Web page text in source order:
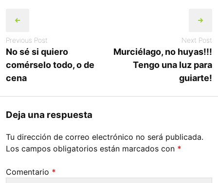
navigation
Previous Post
No sé si quiero
comérselo todo, o de
cena
Next Post
Murciélago, no huyas!!!
Tengo una luz para
guiarte!
Deja una respuesta
Tu dirección de correo electrónico no será publicada.
Los campos obligatorios están marcados con *
Comentario *